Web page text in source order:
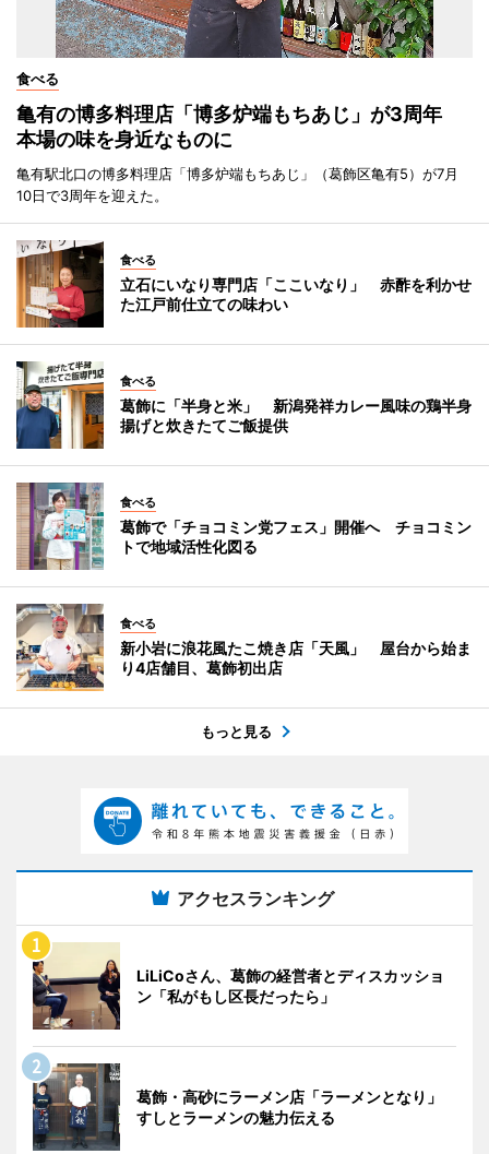
食べる
亀有の博多料理店「博多炉端もちあじ」が3周年
本場の味を身近なものに
亀有駅北口の博多料理店「博多炉端もちあじ」（葛飾区亀有5）が7月
10日で3周年を迎えた。
食べる
立石にいなり専門店「ここいなり」 赤酢を利かせ
た江戸前仕立ての味わい
食べる
葛飾に「半身と米」 新潟発祥カレー風味の鶏半身
揚げと炊きたてご飯提供
食べる
葛飾で「チョコミン党フェス」開催へ チョコミン
トで地域活性化図る
食べる
新小岩に浪花風たこ焼き店「天風」 屋台から始ま
り4店舗目、葛飾初出店
もっと見る
アクセスランキング
LiLiCoさん、葛飾の経営者とディスカッショ
ン「私がもし区長だったら」
葛飾・高砂にラーメン店「ラーメンとなり」
すしとラーメンの魅力伝える